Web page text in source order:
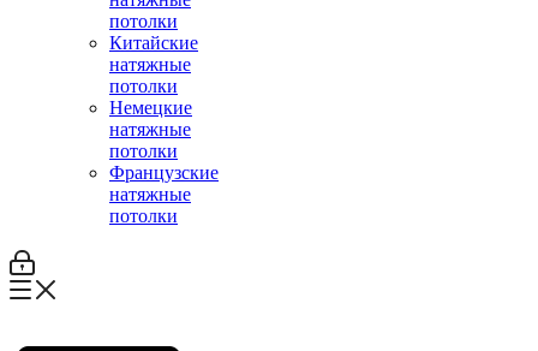
потолки
Китайские
натяжные
потолки
Немецкие
натяжные
потолки
Французские
натяжные
потолки